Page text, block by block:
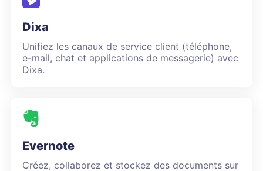
Dixa
Unifiez les canaux de service client (téléphone,
e-mail, chat et applications de messagerie) avec
Dixa.
Evernote
Créez, collaborez et stockez des documents sur